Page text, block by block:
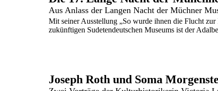
Mit seiner Ausstellung „So wurde ihnen die Flucht
zukünftigen Sudetendeutschen Museums ist der
Joseph Roth und Soma